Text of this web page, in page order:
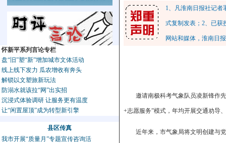
怀新平系列言论专栏
盘“旧”塑“新”增加城市文体活动
线上线下发力 瓜农增收有奔头
解锁以文塑旅新玩法
防溺水就该拉“网”出实招
沉浸式体验调研 让服务更有温度
让“闲置屋顶”成为转型新引擎
县区传真
我市开展“质量月”专题宣传咨询活
1、凡淮南日报社记
式复制发表；2、已获
网站和媒体，淮南日
邀请南极科考气象队员凌新锋作
+志愿服务”模式，年均开展交通劝
近年来，市气象局将文明创建与